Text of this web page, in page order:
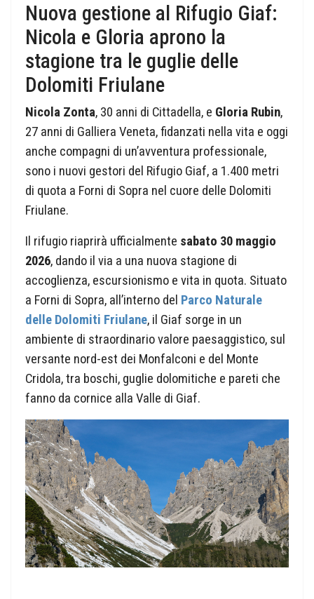
Nuova gestione al Rifugio Giaf:
Nicola e Gloria aprono la
stagione tra le guglie delle
Dolomiti Friulane
Nicola Zonta, 30 anni di Cittadella, e Gloria Rubin,
27 anni di Galliera Veneta, fidanzati nella vita e oggi
anche compagni di un’avventura professionale,
sono i nuovi gestori del Rifugio Giaf, a 1.400 metri
di quota a Forni di Sopra nel cuore delle Dolomiti
Friulane.
Il rifugio riaprirà ufficialmente sabato 30 maggio
2026, dando il via a una nuova stagione di
accoglienza, escursionismo e vita in quota. Situato
a Forni di Sopra, all’interno del Parco Naturale
delle Dolomiti Friulane, il Giaf sorge in un
ambiente di straordinario valore paesaggistico, sul
versante nord-est dei Monfalconi e del Monte
Cridola, tra boschi, guglie dolomitiche e pareti che
fanno da cornice alla Valle di Giaf.